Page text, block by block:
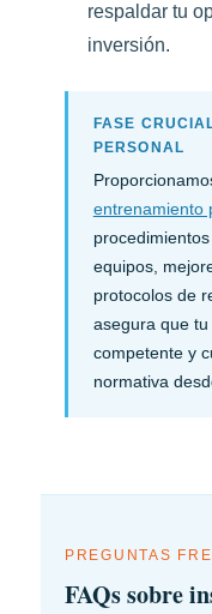
respaldar tu
inversión.
FASE
PERSONAL
entrenamiento
equipos,
protocolos de
asegura que
competente y
normativa
PREGUNTAS
FAQs sobre